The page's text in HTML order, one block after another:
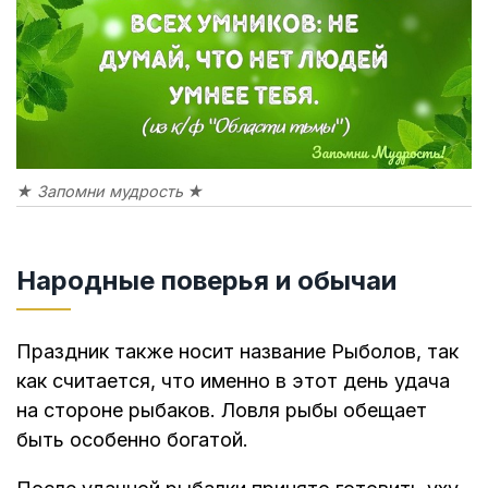
★ Запомни мудрость ★
Народные поверья и обычаи
Праздник также носит название Рыболов, так
как считается, что именно в этот день удача
на стороне рыбаков. Ловля рыбы обещает
быть особенно богатой.